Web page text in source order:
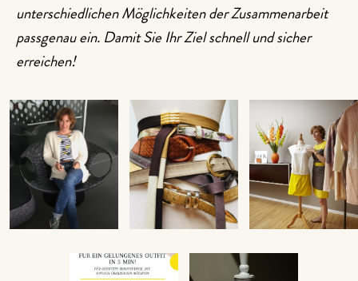
unterschiedlichen Möglichkeiten der Zusammenarbeit
passgenau ein. Damit Sie Ihr Ziel schnell und sicher
erreichen!